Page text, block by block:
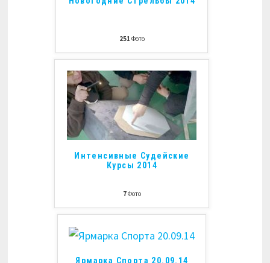
251 Фото
Интенсивные Судейские
Курсы 2014
7Фото
Ярмарка Спорта 20.09.14